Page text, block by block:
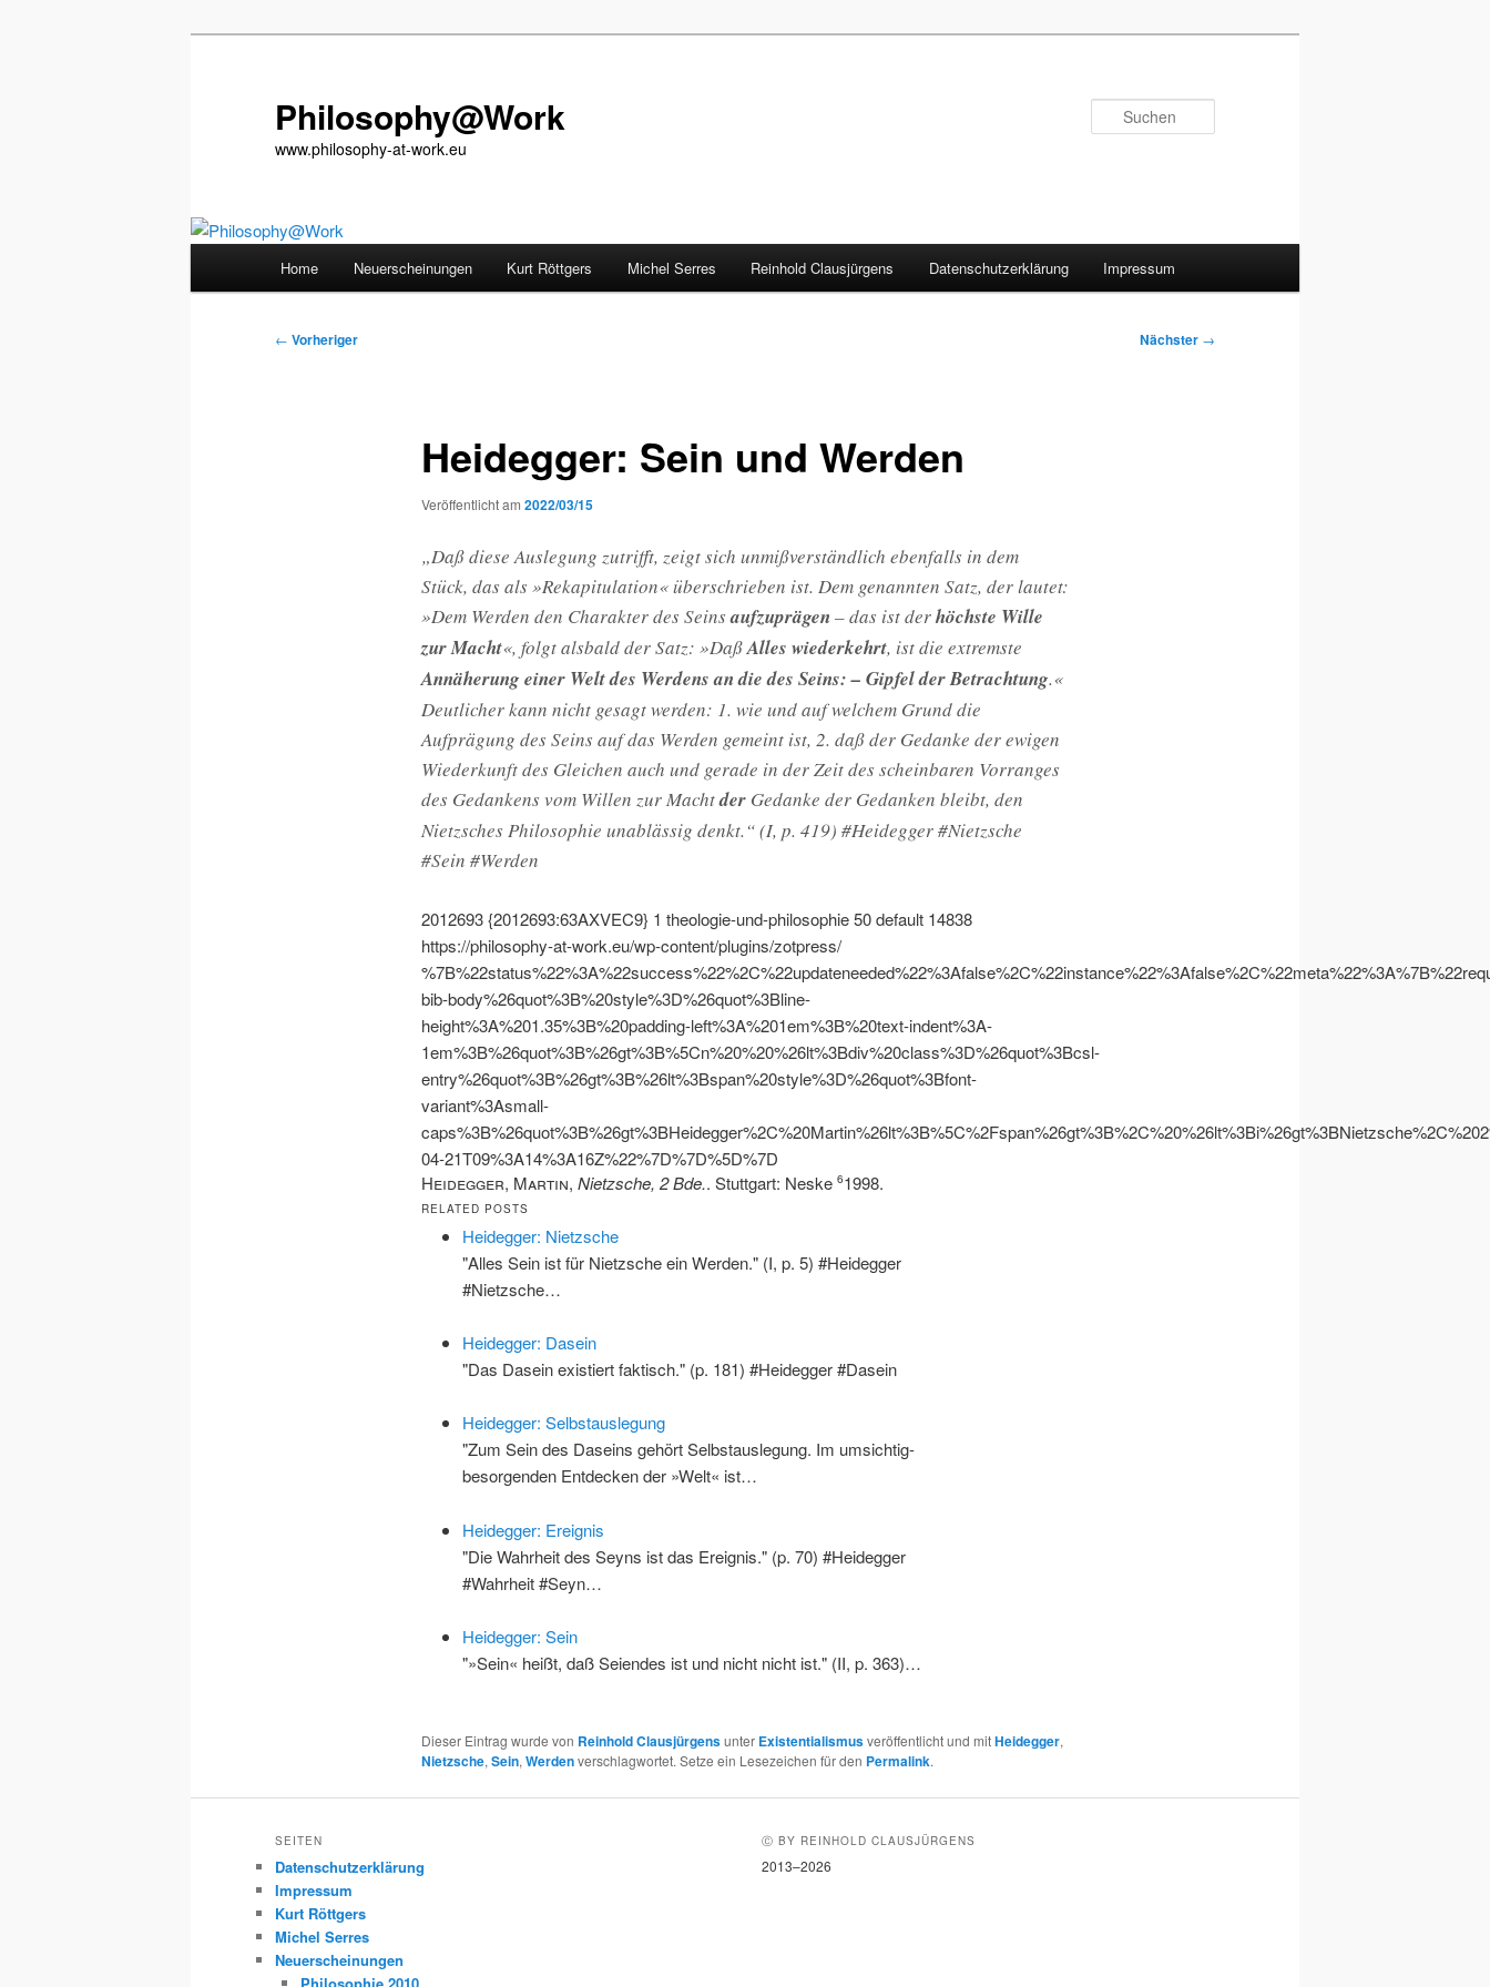
Philosophy@Work
www.philosophy-at-work.eu
Home Neuerscheinungen Kurt Röttgers Michel Serres Reinhold Clausjürgens Datenschutzerklärung Impressum
Beitragsnavigation
← Vorheriger Nächster →
Heidegger: Sein und Werden
Veröffentlicht am 2022/03/15
„Daß diese Auslegung zutrifft, zeigt sich unmißverständlich ebenfalls in dem
Stück, das als »Rekapitulation« überschrieben ist. Dem genannten Satz, der lautet:
»Dem Werden den Cha­rakter des Seinsaufzuprägen – das ist derhöchste Wille
zur Macht«, folgt alsbald der Satz: »DaßAlles wiederkehrt, ist die extremste
Annäherung einer Welt des Werdens an die des Seins: – Gipfel der Betrachtung.«
Deutlicher kann nicht gesagt werden: 1. wie und auf welchem Grund die
Aufprägung des Seins auf das Werden gemeint ist, 2. daß der Gedanke der ewigen
Wie­derkunft des Gleichen auch und gerade in der Zeit des schein­baren Vorranges
des Gedankens vom Willen zur MachtderGedanke der Gedanken bleibt, den
Nietzsches Philosophie un­ablässig denkt.“ (I, p. 419) #Heidegger #Nietzsche
#Sein #Werden
2012693{2012693:63AXVEC9} 1 theologie-und-philosophie50default 14838
https://philosophy-at-work.eu/wp-content/plugins/zotpress/
bib-body%26quot%3B%20style%3D%26quot%3Bline-
height%3A%201.35%3B%20padding-left%3A%201em%3B%20text-indent%3A-
1em%3B%26quot%3B%26gt%3B%5Cn%20%20%26lt%3Bdiv%20class%3D%26quot%3Bcsl-
entry%26quot%3B%26gt%3B%26lt%3Bspan%20style%3D%26quot%3Bfont-
variant%3Asmall-
04-21T09%3A14%3A16Z%22%7D%7D%5D%7D
Heidegger, Martin, Nietzsche, 2 Bde.. Stuttgart: Neske 61998.
RELATED POSTS
Heidegger: Nietzsche
"Alles Sein ist für Nietzsche ein Werden." (I, p. 5) #Heidegger
#Nietzsche…
Heidegger: Dasein
"Das Dasein existiert faktisch." (p. 181) #Heidegger #Dasein
Heidegger: Selbstauslegung
"Zum Sein des Daseins gehört Selbstauslegung. Im umsichtig-
besorgenden Entdecken der »Welt« ist…
Heidegger: Ereignis
"Die Wahrheit des Seyns ist das Ereignis." (p. 70) #Heidegger
#Wahrheit #Seyn…
Heidegger: Sein
"»Sein« heißt, daß Seiendes ist und nicht nicht ist." (II, p. 363)…
Dieser Eintrag wurde von Reinhold Clausjürgensunter Existentialismusveröffentlicht und mitHeidegger,
Nietzsche, Sein, Werdenverschlagwortet. Setze ein Lesezeichen für den Permalink.
SEITEN
Datenschutzerklärung
Impressum
Kurt Röttgers
Michel Serres
Neuerscheinungen
Ⓒ BY REINHOLD CLAUSJÜRGENS
2013–2026